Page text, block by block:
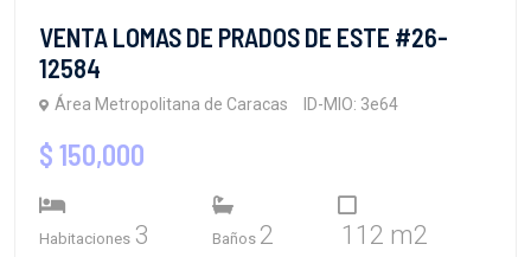
VENTA LOMAS DE PRADOS DE ESTE #26-
12584
Área Metropolitana de Caracas ID-MIO: 3e64
$ 150,000
Habitaciones 3 Baños 2 112 m2